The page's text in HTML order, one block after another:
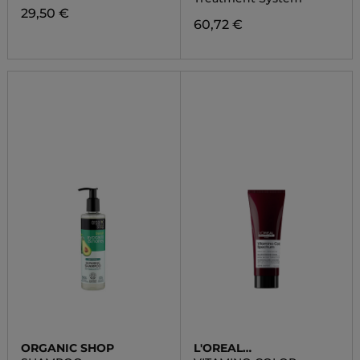
29,50 €
60,72 €
ORGANIC SHOP
L'OREAL